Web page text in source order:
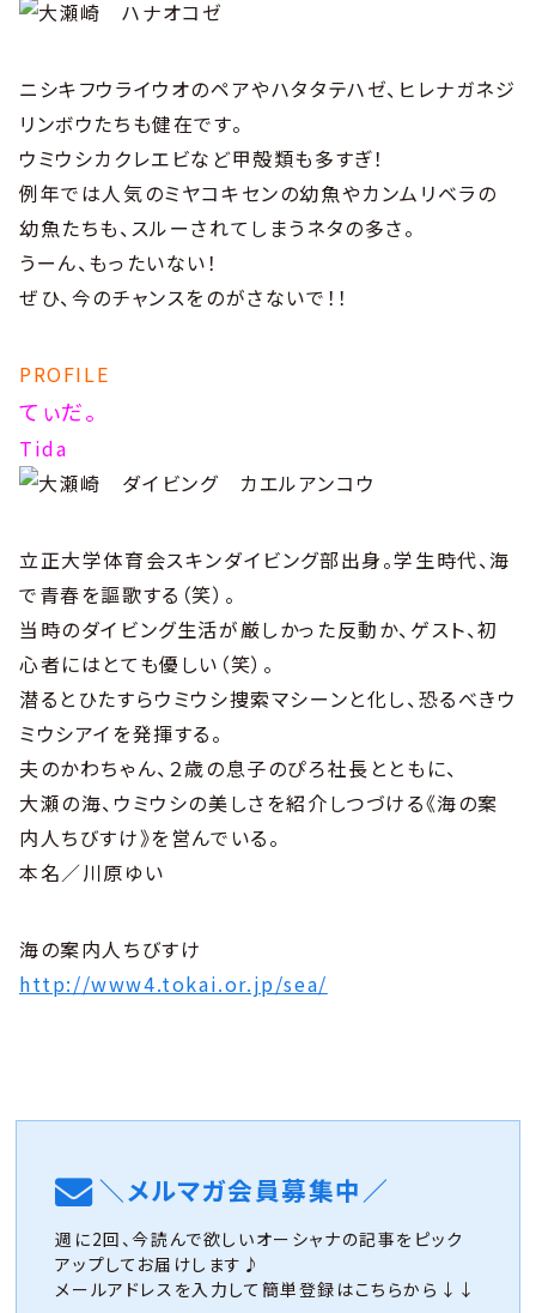
ニシキフウライウオのペアやハタタテハゼ、ヒレナガネジ
リンボウたちも健在です。
ウミウシカクレエビなど甲殻類も多すぎ！
例年では人気のミヤコキセンの幼魚やカンムリベラの
幼魚たちも、スルーされてしまうネタの多さ。
うーん、もったいない！
ぜひ、今のチャンスをのがさないで！！
PROFILE
てぃだ。
Tida
立正大学体育会スキンダイビング部出身。学生時代、海
で青春を謳歌する（笑）。
当時のダイビング生活が厳しかった反動か、ゲスト、初
心者にはとても優しい（笑）。
潜るとひたすらウミウシ捜索マシーンと化し、恐るべきウ
ミウシアイを発揮する。
夫のかわちゃん、２歳の息子のぴろ社長とともに、
大瀬の海、ウミウシの美しさを紹介しつづける《海の案
内人ちびすけ》を営んでいる。
本名／川原ゆい
海の案内人ちびすけ
http://www4.tokai.or.jp/sea/
＼メルマガ会員募集中／
週に2回、今読んで欲しいオーシャナの記事をピック
アップしてお届けします♪
メールアドレスを入力して簡単登録はこちらから↓↓